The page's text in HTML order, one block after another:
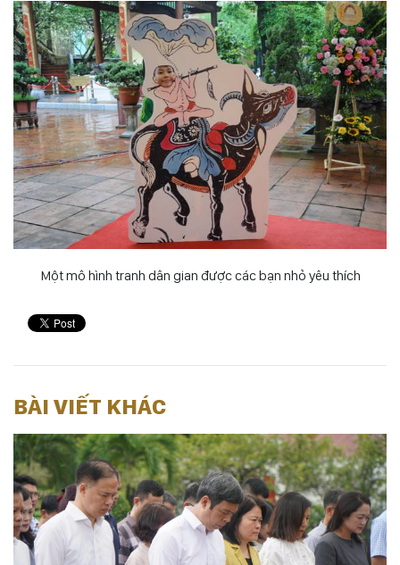
Một mô hình tranh dân gian được các bạn nhỏ yêu thích
BÀI VIẾT KHÁC